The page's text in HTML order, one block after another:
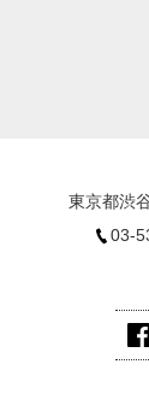
東京都渋
03-